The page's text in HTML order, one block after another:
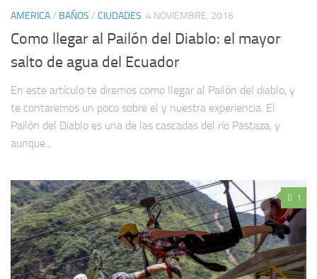
AMERICA/ BAÑOS / CIUDADES 4 NOVIEMBRE, 2016
Como llegar al Pailón del Diablo: el mayor
salto de agua del Ecuador
En este artículo te diremos como llegar al Pailón del diablo, y
te contaremos un poco sobre el y nuestra experiencia. El
Pailón del Diablo es una de las cascadas del río Pastaza, y
aunque...
1